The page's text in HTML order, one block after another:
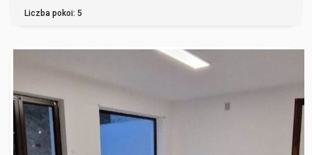
Liczba pokoi: 5